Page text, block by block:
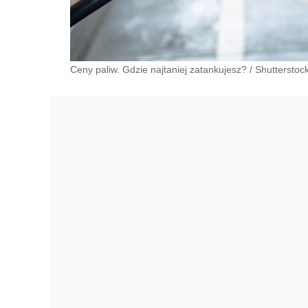
Ceny paliw. Gdzie najtaniej zatankujesz? /